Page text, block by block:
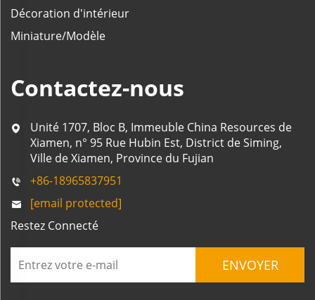
Décoration d'intérieur
Miniature/Modèle
Contactez-nous
Unité 1707, Bloc B, Immeuble China Resources de
Xiamen, n° 95 Rue Hubin Est, District de Siming,
Ville de Xiamen, Province du Fujian
+86-18965837951
[email protected]
Restez Connecté
ENVOYER